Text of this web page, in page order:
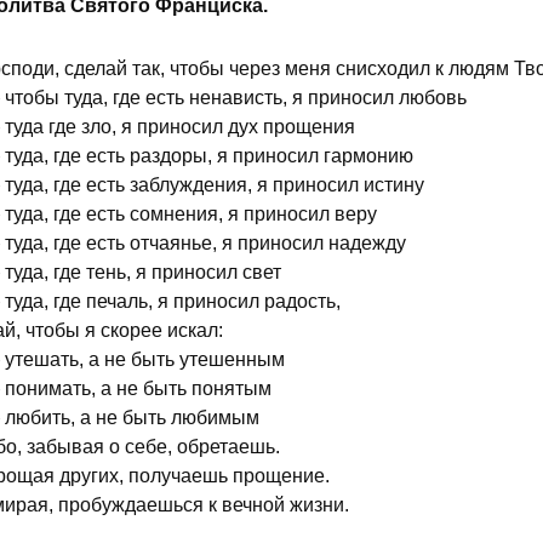
Святого Франциска.
сделай так, чтобы через меня снисходил к людям
туда, где есть ненависть, я приносил любовь
где зло, я приносил дух прощения
где есть раздоры, я приносил гармонию
где есть заблуждения, я приносил истину
где есть сомнения, я приносил веру
где есть отчаянье, я приносил надежду
где тень, я приносил свет
где печаль, я приносил радость,
чтобы я скорее искал:
а не быть утешенным
а не быть понятым
а не быть любимым
забывая о себе, обретаешь.
других, получаешь прощение.
пробуждаешься к вечной жизни.